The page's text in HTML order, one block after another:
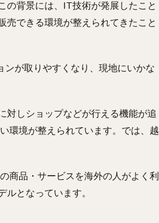
の背景には、IT技術が発展したこと
売できる環境が整えられてきたこと
が取りやすくなり、現地にいかな
対しショップなどが行える機能が追
環境が整えられています。では、越
商品・サービスを海外の人がよく利
となっています。